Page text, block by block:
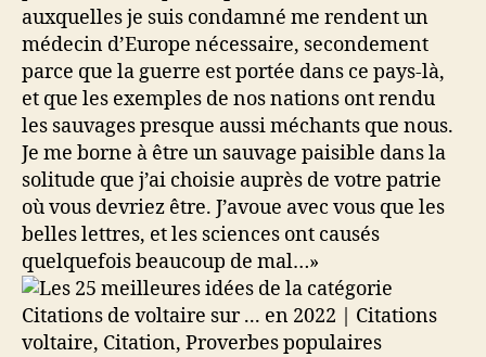
auxquelles je suis condamné me rendent un
médecin d’Europe nécessaire, secondement
parce que la guerre est portée dans ce pays-là,
et que les exemples de nos nations ont rendu
les sauvages presque aussi méchants que nous.
Je me borne à être un sauvage paisible dans la
solitude que j’ai choisie auprès de votre patrie
où vous devriez être. J’avoue avec vous que les
belles lettres, et les sciences ont causés
quelquefois beaucoup de mal…»